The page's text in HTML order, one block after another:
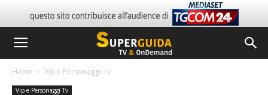
Home Vip e Personaggi Tv
Vip e Personaggi Tv